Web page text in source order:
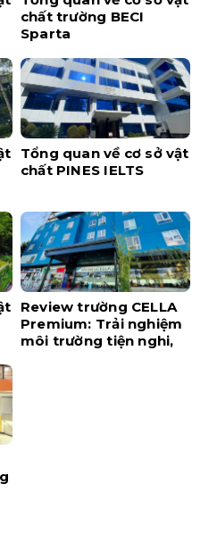
chất trường BECI
Sparta
Tổng quan về cơ sở vật
chất PINES IELTS
Review trường CELLA
Premium: Trải nghiệm
môi trường tiện nghi,